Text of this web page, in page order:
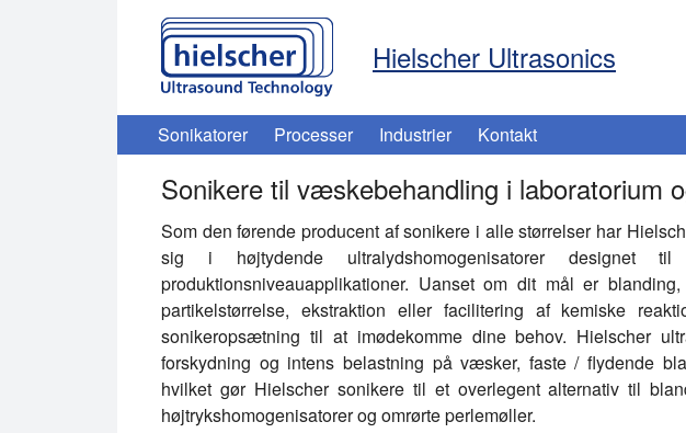
Hielscher Ultrasonics
Sonikatorer Processer Industrier Kontakt
Sonikere til væskebehandling i laboratorium
Som den førende producent af sonikere i alle størrelser har
sig i højtydende ultralydshomogenisatorer designet
produktionsniveauapplikationer. Uanset om dit mål er
partikelstørrelse, ekstraktion eller facilitering af kemiske
sonikeropsætning til at imødekomme dine behov. Hielscher
forskydning og intens belastning på væsker, faste / flydende
hvilket gør Hielscher sonikere til et overlegent alternativ til
højtrykshomogenisatorer og omrørte perlemøller.